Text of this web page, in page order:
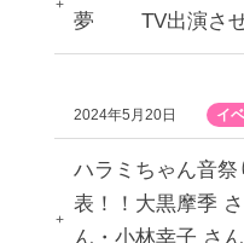
夢 TV出演させ
2024年5月20日 イ
ハラミちゃん音
表！！大黒摩季
ん・小林幸子 さ